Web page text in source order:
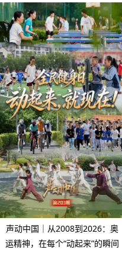
声动中国｜从2008到2026：奥
运精神，在每个“动起来”的瞬间